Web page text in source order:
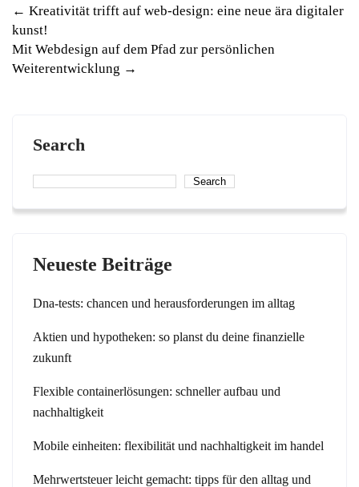
Post
navigation
← Kreativität trifft auf web-design: eine neue ära digitaler
kunst!
Mit Webdesign auf dem Pfad zur persönlichen
Weiterentwicklung →
Search
Search
Neueste Beiträge
Dna-tests: chancen und herausforderungen im alltag
Aktien und hypotheken: so planst du deine finanzielle
zukunft
Flexible containerlösungen: schneller aufbau und
nachhaltigkeit
Mobile einheiten: flexibilität und nachhaltigkeit im handel
Mehrwertsteuer leicht gemacht: tipps für den alltag und